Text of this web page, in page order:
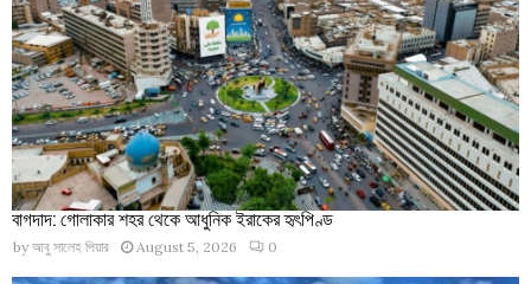
বাগদাদ: গোলাকার শহর থেকে আধুনিক ইরাকের হৃৎপিণ্ড
by আবু সালেহ পিয়ার August 5, 2026 0